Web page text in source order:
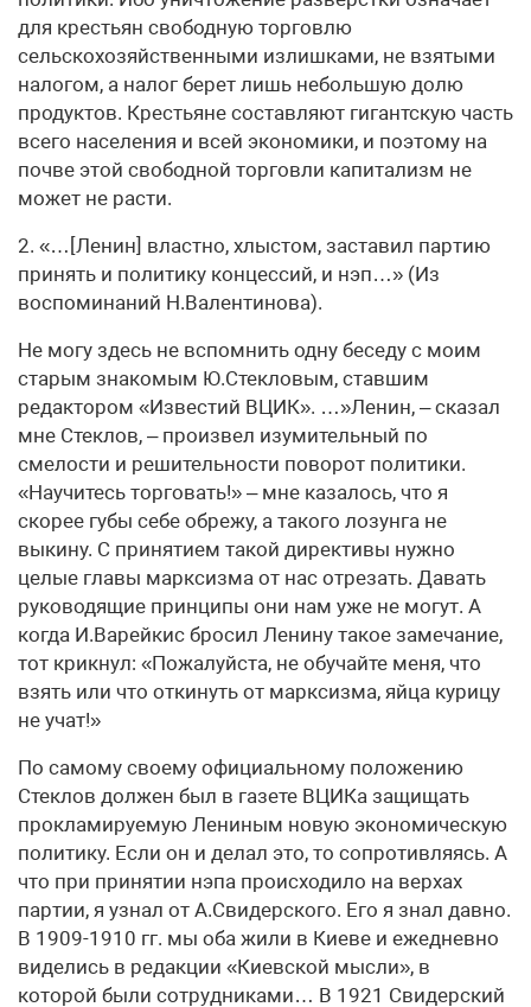
для крестьян свободную торговлю
сельскохозяйственными излишками, не взятыми
налогом, а налог берет лишь небольшую долю
продуктов. Крестьяне составляют гигантскую часть
всего населения и всей экономики, и поэтому на
почве этой свободной торговли капитализм не
может не расти.
2. «…[Ленин] властно, хлыстом, заставил партию
принять и политику концессий, и нэп…» (Из
воспоминаний Н.Валентинова).
Не могу здесь не вспомнить одну беседу с моим
старым знакомым Ю.Стекловым, ставшим
редактором «Известий ВЦИК». …»Ленин, – сказал
мне Стеклов, – произвел изумительный по
смелости и решительности поворот политики.
«Научитесь торговать!» – мне казалось, что я
скорее губы себе обрежу, а такого лозунга не
выкину. С принятием такой директивы нужно
целые главы марксизма от нас отрезать. Давать
руководящие принципы они нам уже не могут. А
когда И.Варейкис бросил Ленину такое замечание,
тот крикнул: «Пожалуйста, не обучайте меня, что
взять или что откинуть от марксизма, яйца курицу
не учат!»
По самому своему официальному положению
Стеклов должен был в газете ВЦИКа защищать
прокламируемую Лениным новую экономическую
политику. Если он и делал это, то сопротивляясь. А
что при принятии нэпа происходило на верхах
партии, я узнал от А.Свидерского. Его я знал давно.
В 1909-1910 гг. мы оба жили в Киеве и ежедневно
виделись в редакции «Киевской мысли», в
которой были сотрудниками… В 1921 Свидерский